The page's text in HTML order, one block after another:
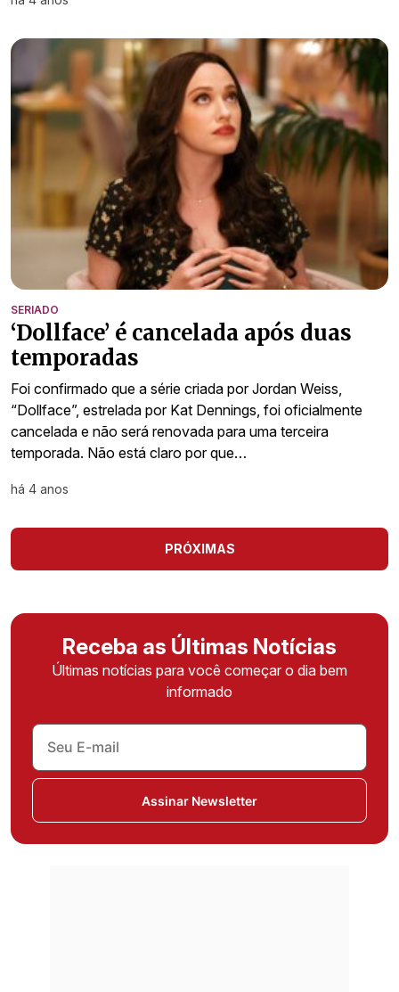
SERIADO
‘Dollface’ é cancelada após duas
temporadas
Foi confirmado que a série criada por Jordan Weiss,
“Dollface”, estrelada por Kat Dennings, foi oficialmente
cancelada e não será renovada para uma terceira
temporada. Não está claro por que…
há 4 anos
PRÓXIMAS
Receba as Últimas Notícias
Últimas notícias para você começar o dia bem
informado
Assinar Newsletter